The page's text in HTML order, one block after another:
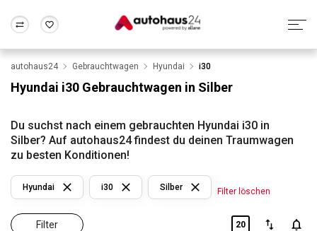
Wir bewerten dein Auto
Alle Fragen & Antworten
Rund um die Inzahlungnahme
Frankfurt Wuppertal
autohaus24 Gebrauchtwagen Hyundai i30
Hyundai i30 Gebrauchtwagen in Silber
Du suchst nach einem gebrauchten Hyundai i30 in
Silber? Auf autohaus24 findest du deinen Traumwagen
zu besten Konditionen!
Filter
Hyundai i30 Silber Filter löschen
20